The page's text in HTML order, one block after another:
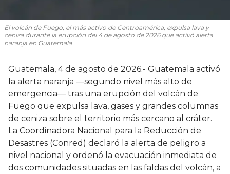
El volcán de Fuego, el más activo de Centroamérica, expulsa lava y
ceniza durante la erupción del 4 de agosto de 2026 que activó alerta
naranja en Guatemala
Guatemala, 4 de agosto de 2026.- Guatemala activó
la alerta naranja —segundo nivel más alto de
emergencia— tras una erupción del volcán de
Fuego que expulsa lava, gases y grandes columnas
de ceniza sobre el territorio más cercano al cráter.
La Coordinadora Nacional para la Reducción de
Desastres (Conred) declaró la alerta de peligro a
nivel nacional y ordenó la evacuación inmediata de
dos comunidades situadas en las faldas del volcán, a